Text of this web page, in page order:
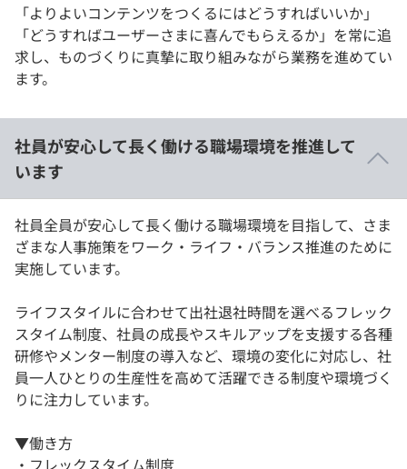
「よりよいコンテンツをつくるにはどうすればいいか」
「どうすればユーザーさまに喜んでもらえるか」を常に追
求し、ものづくりに真摯に取り組みながら業務を進めてい
ます。
社員が安心して⻑く働ける職場環境を推進して
います
社員全員が安心して⻑く働ける職場環境を目指して、さま
ざまな人事施策をワーク・ライフ・バランス推進のために
実施しています。
ライフスタイルに合わせて出社退社時間を選べるフレック
スタイム制度、社員の成長やスキルアップを支援する各種
研修やメンター制度の導入など、環境の変化に対応し、社
員一人ひとりの生産性を高めて活躍できる制度や環境づく
りに注力しています。
▼働き方
・フレックスタイム制度